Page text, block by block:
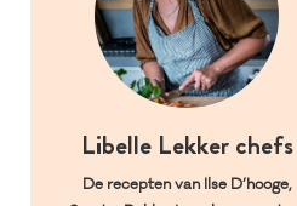
Libelle Lekker chefs
De recepten van Ilse D’hooge,